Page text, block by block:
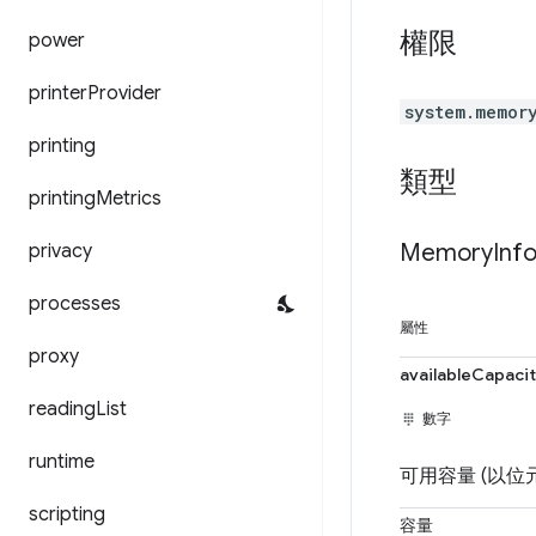
power
printerProvider
printing
printingMetrics
privacy
processes
proxy
readingList
runtime
scripting
權限
類型
MemoryInfo
屬性
數字
可用容量 (以位
容量